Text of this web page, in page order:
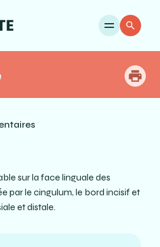
sur la face linguale des
par le cingulum, le bord incisif et
et distale.